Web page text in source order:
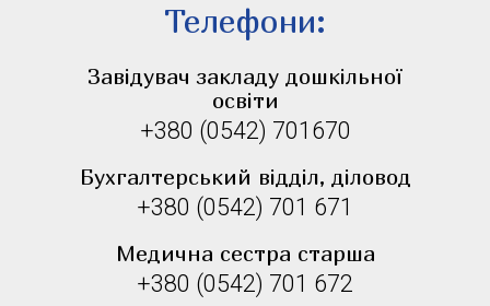
Телефони:
Завідувач закладу дошкільної
освіти
+380 (0542) 701670
Бухгалтерський відділ, діловод
+380 (0542) 701 671
Медична сестра старша
+380 (0542) 701 672